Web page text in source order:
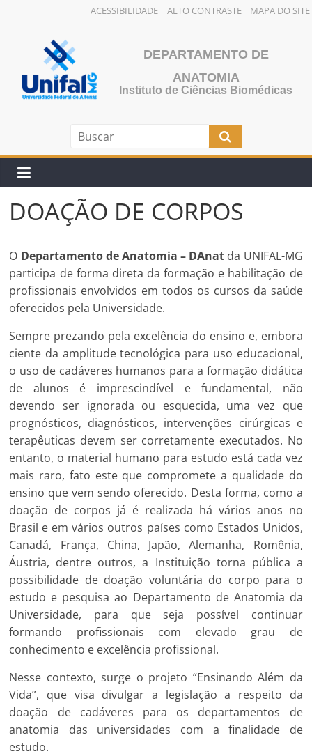
ACESSIBILIDADE ALTO CONTRASTE MAPA DO SITE
conteúdo
DEPARTAMENTO DE
ANATOMIA
Instituto de Ciências Biomédicas
DOAÇÃO DE CORPOS
O Departamento de Anatomia – DAnat da UNIFAL-MG
participa de forma direta da formação e habilitação de
profissionais envolvidos em todos os cursos da saúde
oferecidos pela Universidade.
Sempre prezando pela excelência do ensino e, embora
ciente da amplitude tecnológica para uso educacional,
o uso de cadáveres humanos para a formação didática
de alunos é imprescindível e fundamental, não
devendo ser ignorada ou esquecida, uma vez que
prognósticos, diagnósticos, intervenções cirúrgicas e
terapêuticas devem ser corretamente executados. No
entanto, o material humano para estudo está cada vez
mais raro, fato este que compromete a qualidade do
ensino que vem sendo oferecido. Desta forma, como a
doação de corpos já é realizada há vários anos no
Brasil e em vários outros países como Estados Unidos,
Canadá, França, China, Japão, Alemanha, Romênia,
Áustria, dentre outros, a Instituição torna pública a
possibilidade de doação voluntária do corpo para o
estudo e pesquisa ao Departamento de Anatomia da
Universidade, para que seja possível continuar
formando profissionais com elevado grau de
conhecimento e excelência profissional.
Nesse contexto, surge o projeto “Ensinando Além da
Vida”, que visa divulgar a legislação a respeito da
doação de cadáveres para os departamentos de
anatomia das universidades com a finalidade de
estudo.